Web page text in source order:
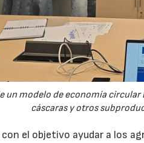
un modelo de economía
cáscaras y otros
el objetivo ayudar a los